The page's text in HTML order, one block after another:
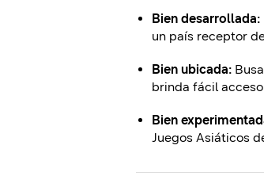
Bien desarrollada:
un país receptor
Bien ubicada:
brinda fácil
Bien
Juegos Asiáticos